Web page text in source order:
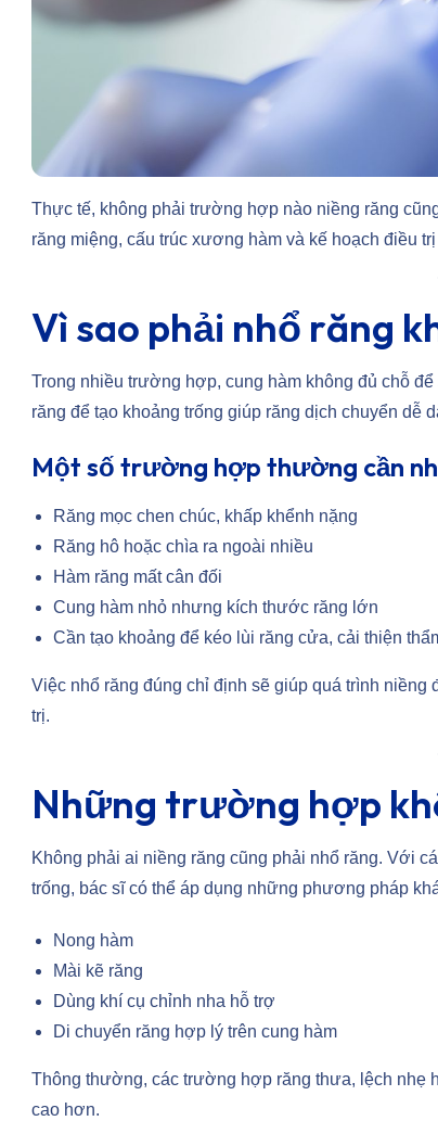
Thực tế, không phải trường hợp nào niềng răng
răng miệng, cấu trúc xương hàm và kế hoạch điều
Vì sao phải nhổ răng
Trong nhiều trường hợp, cung hàm không đủ chỗ
răng để tạo khoảng trống giúp răng dịch chuyển dễ
Một số trường hợp thường cần
Răng mọc chen chúc, khấp khểnh nặng
Răng hô hoặc chìa ra ngoài nhiều
Hàm răng mất cân đối
Cung hàm nhỏ nhưng kích thước răng lớn
Cần tạo khoảng để kéo lùi răng cửa, cải thiện
Việc nhổ răng đúng chỉ định sẽ giúp quá trình
trị.
Những trường hợp
Không phải ai niềng răng cũng phải nhổ răng. Với
trống, bác sĩ có thể áp dụng những phương pháp
Nong hàm
Mài kẽ răng
Dùng khí cụ chỉnh nha hỗ trợ
Di chuyển răng hợp lý trên cung hàm
Thông thường, các trường hợp răng thưa, lệch nhẹ
cao hơn.